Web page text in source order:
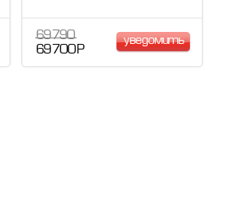
69 790
69 700 Р
уведомить